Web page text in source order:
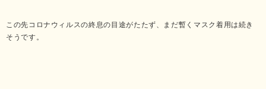
この先コロナウィルスの終息の目途がたたず、まだ暫くマスク着用は続き
そうです。